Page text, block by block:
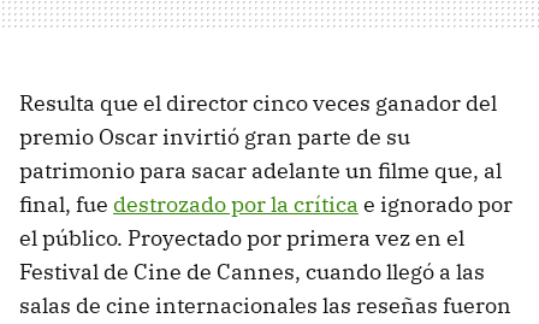
Resulta que el director cinco veces ganador del
premio Oscar invirtió gran parte de su
patrimonio para sacar adelante un filme que, al
final, fue destrozado por la crítica e ignorado por
el público. Proyectado por primera vez en el
Festival de Cine de Cannes, cuando llegó a las
salas de cine internacionales las reseñas fueron